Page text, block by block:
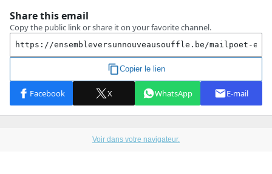
Voir dans votre navigateur.